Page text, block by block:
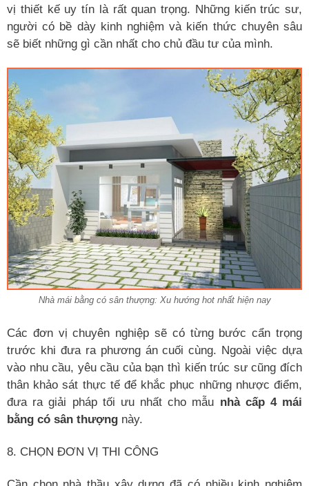
vị thiết kế uy tín là rất quan trọng. Những kiến trúc sư,
người có bề dày kinh nghiệm và kiến thức chuyên sâu
sẽ biết những gì cần nhất cho chủ đầu tư của mình.
Nhà mái bằng có sân thượng: Xu hướng hot nhất hiện nay
Các đơn vị chuyên nghiệp sẽ có từng bước cẩn trọng
trước khi đưa ra phương án cuối cùng. Ngoài việc dựa
vào nhu cầu, yêu cầu của bạn thì kiến trúc sư cũng đích
thân khảo sát thực tế để khắc phục những nhược điểm,
đưa ra giải pháp tối ưu nhất cho mẫu nhà cấp 4 mái
bằng có sân thượng này.
8. CHỌN ĐƠN VỊ THI CÔNG